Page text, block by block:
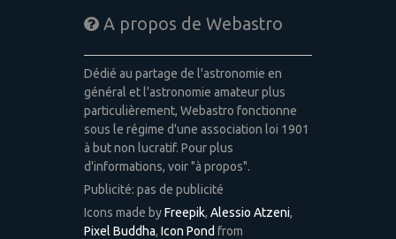
A propos de Webastro
Dédié au partage de l'astronomie en
général et l'astronomie amateur plus
particulièrement, Webastro fonctionne
sous le régime d'une association loi 1901
à but non lucratif. Pour plus
d'informations, voir "à propos".
Publicité: pas de publicité
Icons made byFreepik, Alessio Atzeni,
Pixel Buddha, Icon Pond from